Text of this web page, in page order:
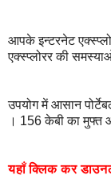
आपके इन्टरनेट
एक्स्प्लोरर की
उपयोग में आसान
। 156 केबी का मुफ्त
यहाँ क्लिक कर